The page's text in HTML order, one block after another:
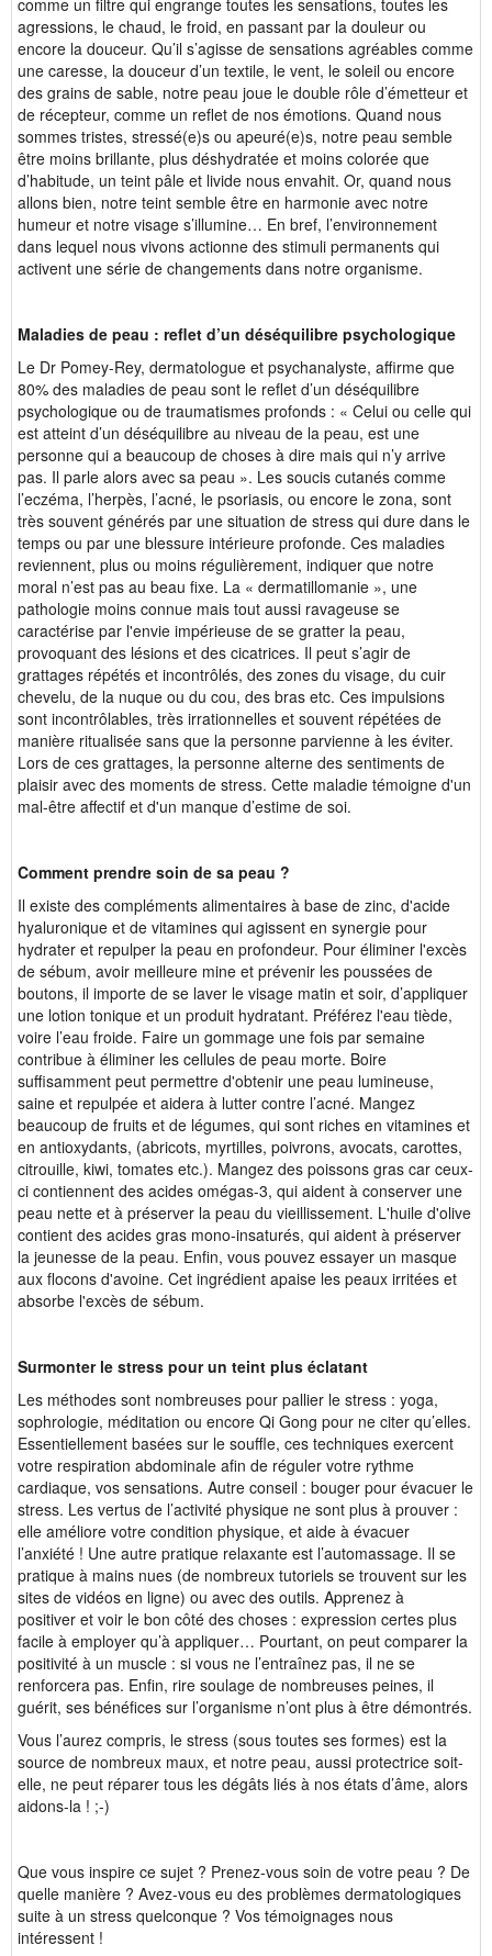
comme un filtre qui engrange toutes les sensations, toutes les
agressions, le chaud, le froid, en passant par la douleur ou
encore la douceur. Qu’il s’agisse de sensations agréables comme
une caresse, la douceur d’un textile, le vent, le soleil ou encore
des grains de sable, notre peau joue le double rôle d’émetteur et
de récepteur, comme un reflet de nos émotions. Quand nous
sommes tristes, stressé(e)s ou apeuré(e)s, notre peau semble
être moins brillante, plus déshydratée et moins colorée que
d’habitude, un teint pâle et livide nous envahit. Or, quand nous
allons bien, notre teint semble être en harmonie avec notre
humeur et notre visage s’illumine… En bref, l’environnement
dans lequel nous vivons actionne des stimuli permanents qui
activent une série de changements dans notre organisme.
Maladies de peau : reflet d’un déséquilibre psychologique
Le Dr Pomey-Rey, dermatologue et psychanalyste, affirme que
80% des maladies de peau sont le reflet d’un déséquilibre
psychologique ou de traumatismes profonds : « Celui ou celle qui
est atteint d’un déséquilibre au niveau de la peau, est une
personne qui a beaucoup de choses à dire mais qui n’y arrive
pas. Il parle alors avec sa peau ». Les soucis cutanés comme
l’eczéma, l’herpès, l’acné, le psoriasis, ou encore le zona, sont
très souvent générés par une situation de stress qui dure dans le
temps ou par une blessure intérieure profonde. Ces maladies
reviennent, plus ou moins régulièrement, indiquer que notre
moral n’est pas au beau fixe. La « dermatillomanie », une
pathologie moins connue mais tout aussi ravageuse se
caractérise par l'envie impérieuse de se gratter la peau,
provoquant des lésions et des cicatrices. Il peut s’agir de
grattages répétés et incontrôlés, des zones du visage, du cuir
chevelu, de la nuque ou du cou, des bras etc. Ces impulsions
sont incontrôlables, très irrationnelles et souvent répétées de
manière ritualisée sans que la personne parvienne à les éviter.
Lors de ces grattages, la personne alterne des sentiments de
plaisir avec des moments de stress. Cette maladie témoigne d'un
mal-être affectif et d'un manque d’estime de soi.
Comment prendre soin de sa peau ?
Il existe des compléments alimentaires à base de zinc, d'acide
hyaluronique et de vitamines qui agissent en synergie pour
hydrater et repulper la peau en profondeur. Pour éliminer l'excès
de sébum, avoir meilleure mine et prévenir les poussées de
boutons, il importe de se laver le visage matin et soir, d’appliquer
une lotion tonique et un produit hydratant. Préférez l'eau tiède,
voire l’eau froide. Faire un gommage une fois par semaine
contribue à éliminer les cellules de peau morte. Boire
suffisamment peut permettre d'obtenir une peau lumineuse,
saine et repulpée et aidera à lutter contre l’acné. Mangez
beaucoup de fruits et de légumes, qui sont riches en vitamines et
en antioxydants, (abricots, myrtilles, poivrons, avocats, carottes,
citrouille, kiwi, tomates etc.). Mangez des poissons gras car ceux-
ci contiennent des acides omégas-3, qui aident à conserver une
peau nette et à préserver la peau du vieillissement. L'huile d'olive
contient des acides gras mono-insaturés, qui aident à préserver
la jeunesse de la peau. Enfin, vous pouvez essayer un masque
aux flocons d'avoine. Cet ingrédient apaise les peaux irritées et
absorbe l'excès de sébum.
Surmonter le stress pour un teint plus éclatant
Les méthodes sont nombreuses pour pallier le stress : yoga,
sophrologie, méditation ou encore Qi Gong pour ne citer qu’elles.
Essentiellement basées sur le souffle, ces techniques exercent
votre respiration abdominale afin de réguler votre rythme
cardiaque, vos sensations. Autre conseil : bouger pour évacuer le
stress. Les vertus de l’activité physique ne sont plus à prouver :
elle améliore votre condition physique, et aide à évacuer
l’anxiété ! Une autre pratique relaxante est l’automassage. Il se
pratique à mains nues (de nombreux tutoriels se trouvent sur les
sites de vidéos en ligne) ou avec des outils. Apprenez à
positiver et voir le bon côté des choses : expression certes plus
facile à employer qu’à appliquer… Pourtant, on peut comparer la
positivité à un muscle : si vous ne l’entraînez pas, il ne se
renforcera pas. Enfin, rire soulage de nombreuses peines, il
guérit, ses bénéfices sur l’organisme n’ont plus à être démontrés.
Vous l’aurez compris, le stress (sous toutes ses formes) est la
source de nombreux maux, et notre peau, aussi protectrice soit-
elle, ne peut réparer tous les dégâts liés à nos états d’âme, alors
aidons-la ! ;-)
Que vous inspire ce sujet ? Prenez-vous soin de votre peau ? De
quelle manière ? Avez-vous eu des problèmes dermatologiques
suite à un stress quelconque ? Vos témoignages nous
intéressent !